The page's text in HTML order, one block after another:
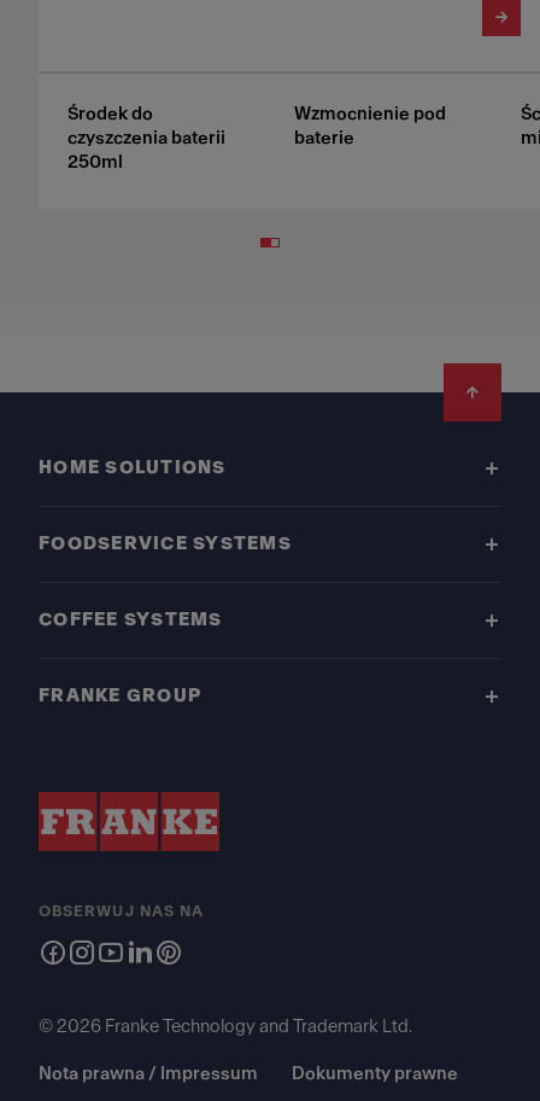
Środek do
czyszczenia baterii
250ml
Wzmocnienie pod
baterie
HOME SOLUTIONS
FOODSERVICE SYSTEMS
COFFEE SYSTEMS
FRANKE GROUP
OBSERWUJ NAS NA
© 2026 Franke Technology and Trademark Ltd.
Nota prawna / Impressum Dokumenty prawne